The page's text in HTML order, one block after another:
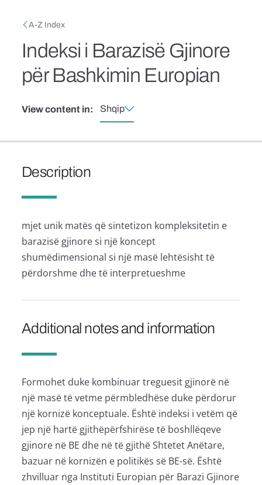
Breadcrumb
A-Z Index
Indeksi i Barazisë Gjinore
për Bashkimin Europian
View content in: Shqip
Description
mjet unik matës që sintetizon kompleksitetin e
barazisë gjinore si një koncept
shumëdimensional si një masë lehtësisht të
përdorshme dhe të interpretueshme
Additional notes and information
Formohet duke kombinuar treguesit gjinorë në
një masë të vetme përmbledhëse duke përdorur
një kornizë konceptuale. Është indeksi i vetëm që
jep një hartë gjithëpërfshirëse të boshllëqeve
gjinore në BE dhe në të gjithë Shtetet Anëtare,
bazuar në kornizën e politikës së BE-së. Është
zhvilluar nga Instituti Europian për Barazi Gjinore